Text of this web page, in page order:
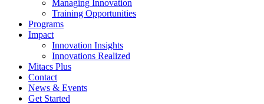
Managing Innovation
Training Opportunities
Programs
Impact
Innovation Insights
Innovations Realized
Mitacs Plus
Contact
News & Events
Get Started